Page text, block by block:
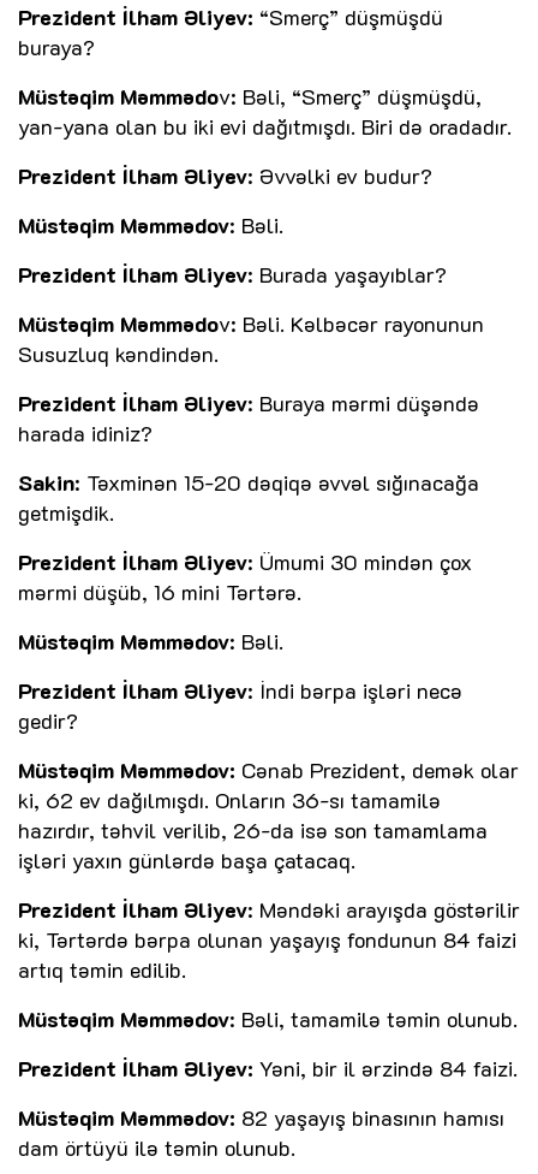
Prezident İlham Əliyev: “Smerç” düşmüşdü
buraya?
Müstəqim Məmmədov: Bəli, “Smerç” düşmüşdü,
yan-yana olan bu iki evi dağıtmışdı. Biri də oradadır.
Prezident İlham Əliyev: Əvvəlki ev budur?
Müstəqim Məmmədov: Bəli.
Prezident İlham Əliyev: Burada yaşayıblar?
Müstəqim Məmmədov: Bəli. Kəlbəcər rayonunun
Susuzluq kəndindən.
Prezident İlham Əliyev: Buraya mərmi düşəndə
harada idiniz?
Sakin: Təxminən 15-20 dəqiqə əvvəl sığınacağa
getmişdik.
Prezident İlham Əliyev: Ümumi 30 mindən çox
mərmi düşüb, 16 mini Tərtərə.
Müstəqim Məmmədov: Bəli.
Prezident İlham Əliyev: İndi bərpa işləri necə
gedir?
Müstəqim Məmmədov: Cənab Prezident, demək olar
ki, 62 ev dağılmışdı. Onların 36-sı tamamilə
hazırdır, təhvil verilib, 26-da isə son tamamlama
işləri yaxın günlərdə başa çatacaq.
Prezident İlham Əliyev: Məndəki arayışda göstərilir
ki, Tərtərdə bərpa olunan yaşayış fondunun 84 faizi
artıq təmin edilib.
Müstəqim Məmmədov: Bəli, tamamilə təmin olunub.
Prezident İlham Əliyev: Yəni, bir il ərzində 84 faizi.
Müstəqim Məmmədov: 82 yaşayış binasının hamısı
dam örtüyü ilə təmin olunub.